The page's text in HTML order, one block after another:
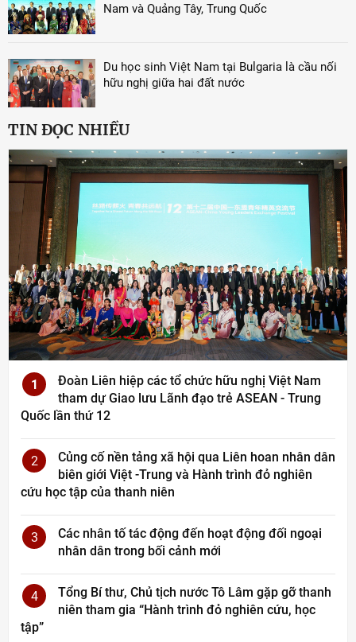
Nam và Quảng Tây, Trung Quốc
Du học sinh Việt Nam tại Bulgaria là cầu nối
hữu nghị giữa hai đất nước
TIN ĐỌC NHIỀU
1
Đoàn Liên hiệp các tổ chức hữu nghị Việt Nam
tham dự Giao lưu Lãnh đạo trẻ ASEAN - Trung
Quốc lần thứ 12
2
Củng cố nền tảng xã hội qua Liên hoan nhân dân
biên giới Việt -Trung và Hành trình đỏ nghiên
cứu học tập của thanh niên
3
Các nhân tố tác động đến hoạt động đối ngoại
nhân dân trong bối cảnh mới
4
Tổng Bí thư, Chủ tịch nước Tô Lâm gặp gỡ thanh
niên tham gia “Hành trình đỏ nghiên cứu, học
tập”